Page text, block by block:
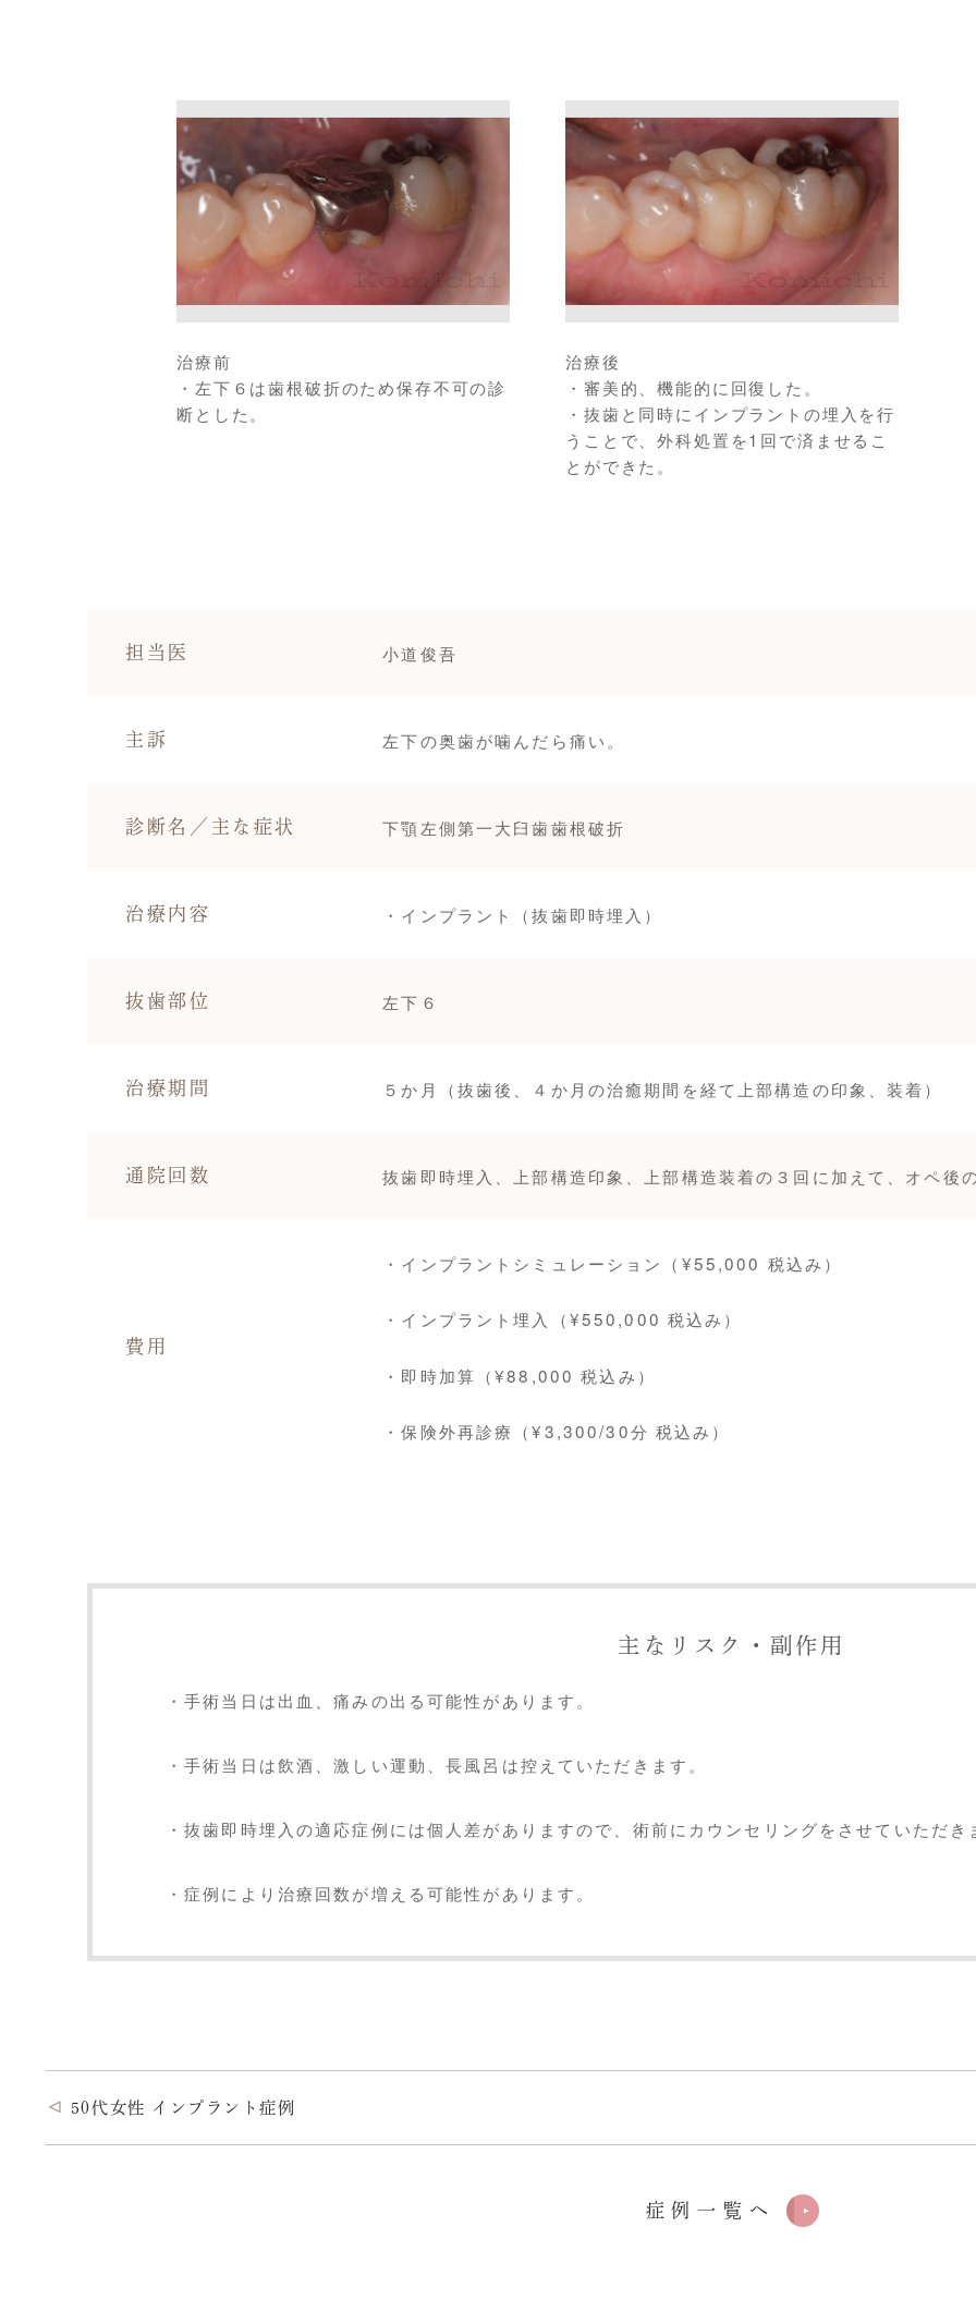
治療前
・左下６は歯根破折のため保存不可の診
断とした。
治療後
・審美的、機能的に回復した。
・抜歯と同時にインプラントの埋入を行
うことで、外科処置を1回で済ませるこ
とができた。
担当医 小道俊吾
主訴 左下の奥歯が噛んだら痛い。
診断名／主な症状 下顎左側第一大臼歯歯根破折
治療内容 ・インプラント（抜歯即時埋入）
抜歯部位 左下６
治療期間 ５か月（抜歯後、４か月の治癒期間を経て上部構造の印象、装着）
通院回数 抜歯即時埋入、上部構造印象、上部構造装着の３回に加えて、オペ後
費用
・インプラントシミュレーション（¥55,000 税込み）
・インプラント埋入（¥550,000 税込み）
・即時加算（¥88,000 税込み）
・保険外再診療（¥3,300/30分 税込み）
主なリスク・副作用
・手術当日は出血、痛みの出る可能性があります。
・手術当日は飲酒、激しい運動、長風呂は控えていただきます。
・抜歯即時埋入の適応症例には個人差がありますので、術前にカウンセリングをさせていただき
・症例により治療回数が増える可能性があります。
50代女性 インプラント症例
症例一覧へ